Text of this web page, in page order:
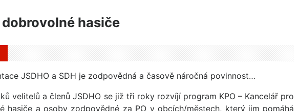
hasiče
JSDHO a SDH je zodpovědná a časově náročná povinnost…
velitelů a členů JSDHO se již tři roky rozvíjí program KPO – Kancelář pro
hasiče a osoby zodpovědné za PO v obcích/městech, který jim pomáhá